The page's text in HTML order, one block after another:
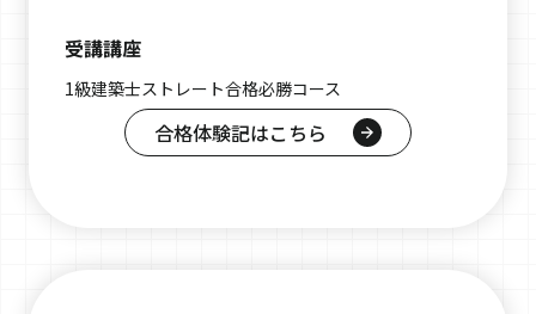
受講講座
1級建築士ストレート合格必勝コース
合格体験記はこちら